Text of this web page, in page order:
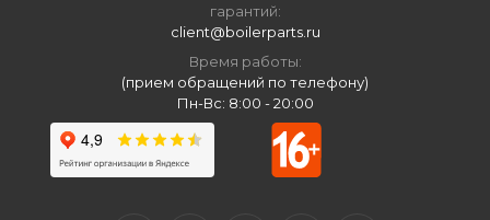
гарантий:
client@boilerparts.ru
Время работы:
(прием обращений по телефону)
Пн-Вс: 8:00 - 20:00